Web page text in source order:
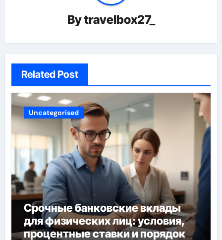
Bytravelbox27_
Related Post
Uncategorised
Срочные банковские вклады
для физических лиц: условия,
процентные ставки и порядок